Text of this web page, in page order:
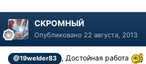
СКРОМНЫЙ
Опубликовано 22 августа, 2013
@19welder83 , Достойная работа